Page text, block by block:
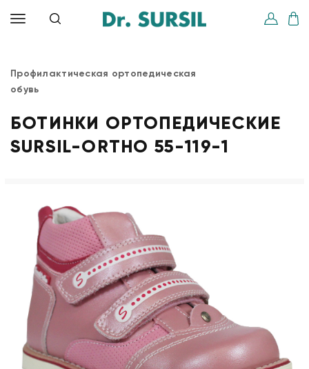
Профилактическая ортопедическая
обувь
БОТИНКИ ОРТОПЕДИЧЕСКИЕ
SURSIL-ORTHO 55-119-1